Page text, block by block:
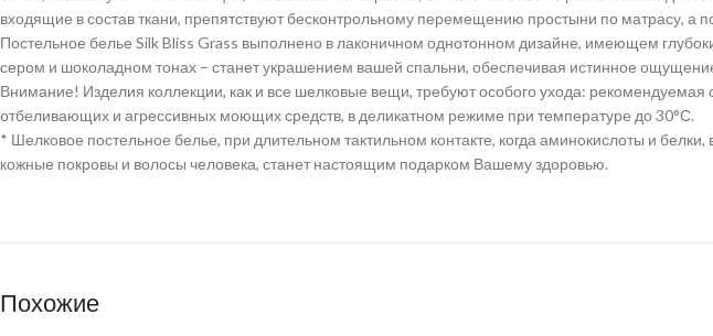
входящие в состав ткани, препятствуют бесконтрольному перемещению простыни по матрасу, а
Постельное белье Silk Bliss Grass выполнено в лаконичном однотонном дизайне, имеющем
сером и шоколадном тонах – станет украшением вашей спальни, обеспечивая истинное
Внимание! Изделия коллекции, как и все шелковые вещи, требуют особого ухода:
отбеливающих и агрессивных моющих средств, в деликатном режиме при температуре до 30°С.
* Шелковое постельное белье, при длительном тактильном контакте, когда аминокислоты и
кожные покровы и волосы человека, станет настоящим подарком Вашему здоровью.
Похожие